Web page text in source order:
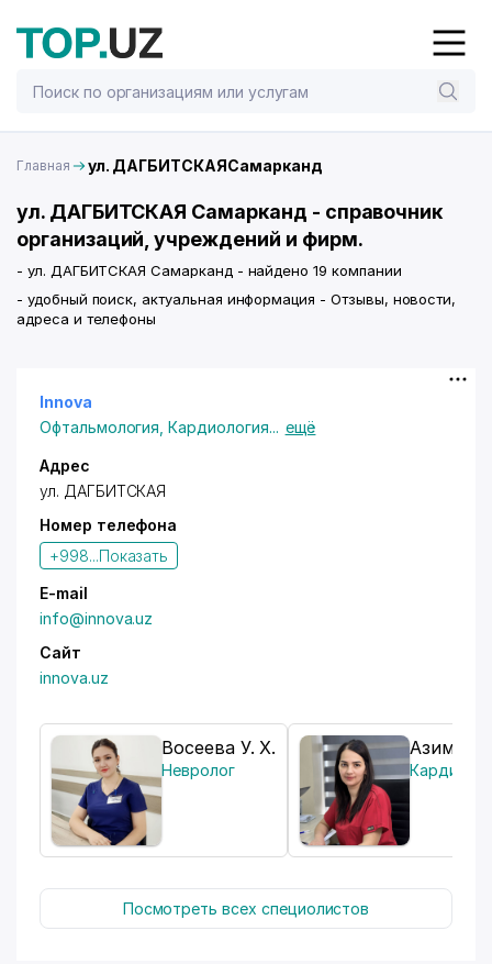
Главная ул. ДАГБИТСКАЯСамарканд
ул. ДАГБИТСКАЯ Самарканд - справочник
организаций, учреждений и фирм.
- ул. ДАГБИТСКАЯ Самарканд - найдено 19 компании
- удобный поиск, актуальная информация - Отзывы, новости,
адреса и телефоны
Innova
Офтальмология ,Кардиология... ещё
Адрес
ул. ДАГБИТСКАЯ
Номер телефона
+998...Показать
E-mail
info@innova.uz
Сайт
innova.uz
Восеева У. Х.
Невролог Кардиолог
Посмотреть всех специолистов